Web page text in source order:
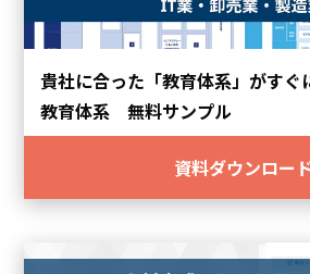
貴社に合った「教育体系」が
教育体系 無料サンプル
資料ダウンロー